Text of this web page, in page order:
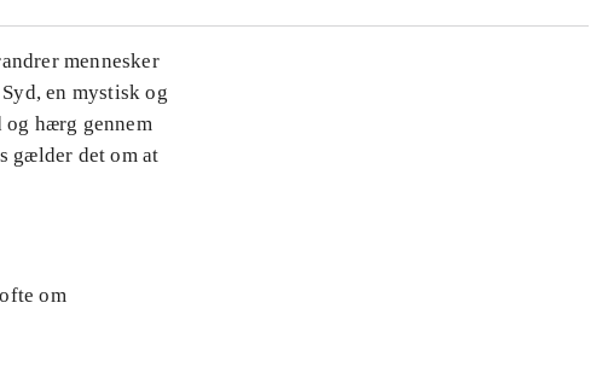
mennesker
en mystisk og
og hærg gennem
gælder det om at
om